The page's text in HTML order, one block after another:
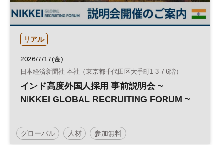
リアル
2026/7/17(金)
日本経済新聞社 本社（東京都千代田区大手町1-3-7 6階）
インド高度外国人採用 事前説明会 ~
NIKKEI GLOBAL RECRUITING FORUM ~
グローバル 人材 参加無料